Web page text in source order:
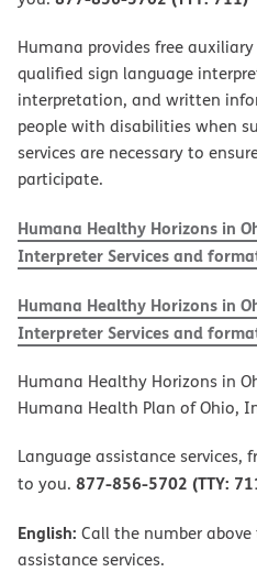
Humana provides free
qualified sign language
interpretation, and written
people with disabilities when
services are necessary to
participate.
Humana Healthy Horizons in
Interpreter Services and
Humana Healthy Horizons in
Interpreter Services and
Humana Healthy Horizons in
Humana Health Plan of Ohio,
Language assistance services,
to you. 877-856-5702 (TTY:
English: Call the number
assistance services.